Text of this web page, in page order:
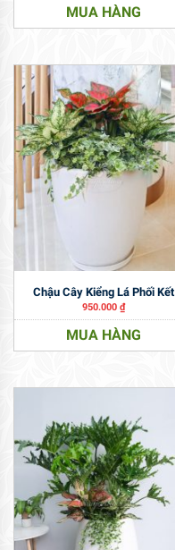
MUA HÀNG
Chậu Cây Kiểng Lá Phối Kết
950.000 ₫
MUA HÀNG